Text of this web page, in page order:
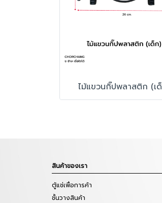
ไม้แขวนกิ๊ปพลาสติก (เ
สินค้าของเรา
ตู้แช่เพื่อการค้า
ชั้นวางสินค้า